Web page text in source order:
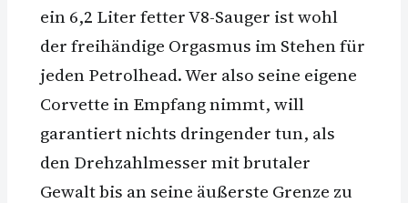
ein 6,2 Liter fetter V8-Sauger ist wohl
der freihändige Orgasmus im Stehen für
jeden Petrolhead. Wer also seine eigene
Corvette in Empfang nimmt, will
garantiert nichts dringender tun, als
den Drehzahlmesser mit brutaler
Gewalt bis an seine äußerste Grenze zu